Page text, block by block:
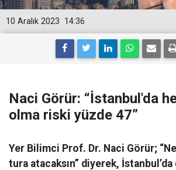
14:36
10 Aralık 2023
Naci Görür: “İstanbul'da
olma riski yüzde 47”
Yer Bilimci Prof. Dr. Naci Görür;
tura atacaksın” diyerek,